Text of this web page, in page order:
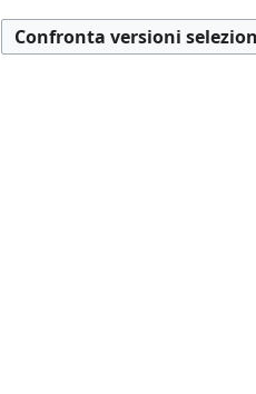
0
0
u
n
s
u